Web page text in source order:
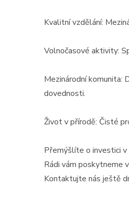
Kvalitní vzdělání:
Volnočasové aktivity:
Mezinárodní komunita:
dovednosti.
Život v přírodě: Čisté
Přemýšlíte o investici
Rádi vám poskytneme
Kontaktujte nás ještě